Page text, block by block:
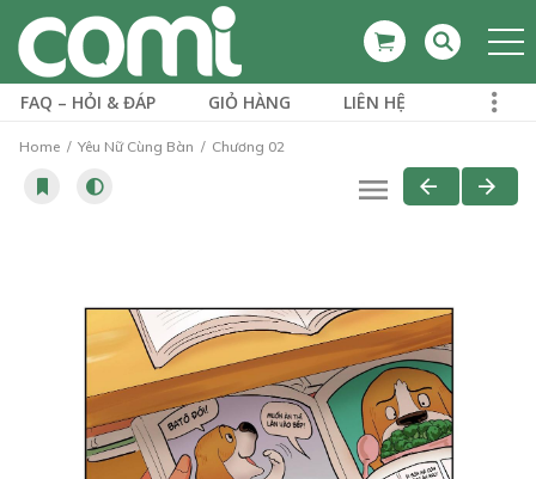
FAQ – HỎI & ĐÁP GIỎ HÀNG LIÊN HỆ
Home Yêu Nữ Cùng Bàn Chương 02